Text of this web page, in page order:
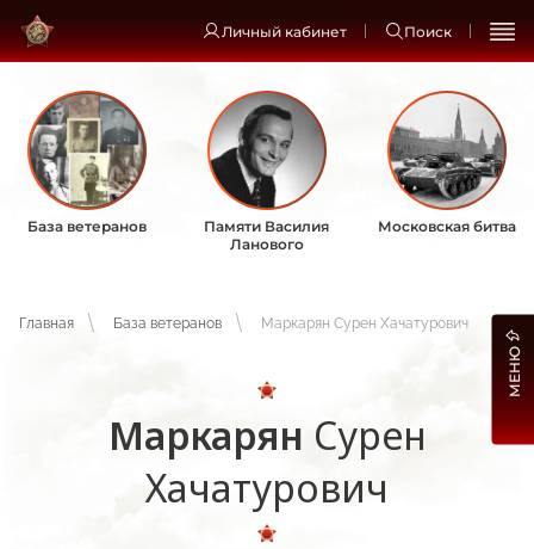
Личный кабинет Поиск
База ветеранов
Памяти Василия
Ланового
Московская битва
Главная База ветеранов Маркарян Сурен Хачатурович
Маркарян Сурен
Хачатурович
МЕНЮ